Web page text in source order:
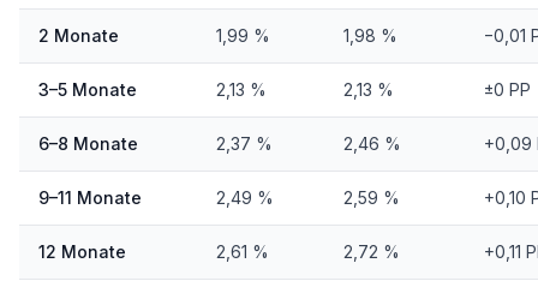
2 Monate 1,99 % 1,98 % −0,01
3–5 Monate 2,13 % 2,13 % ±0 PP
6–8 Monate 2,37 % 2,46 % +0,09
9–11 Monate 2,49 % 2,59 % +0,10
12 Monate 2,61 % 2,72 % +0,11